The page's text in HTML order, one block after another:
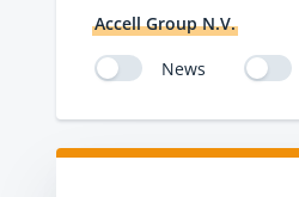
Accell Group N.V.
News